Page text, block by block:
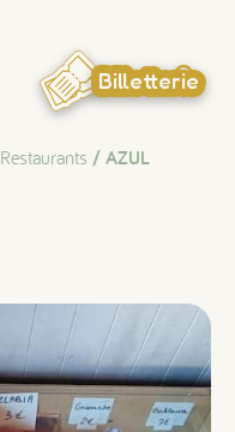
Billetterie
Restaurants / AZUL